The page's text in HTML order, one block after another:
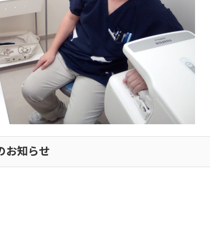
お知らせ